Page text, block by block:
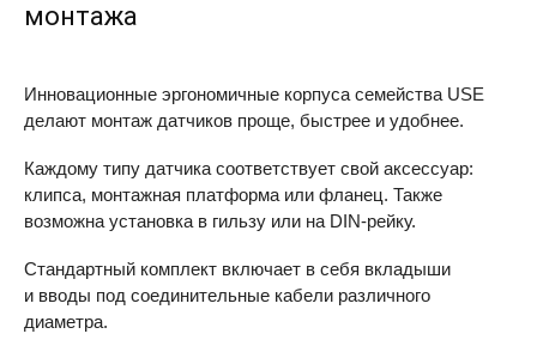
монтажа
Инновационные эргономичные корпуса семейства USE
делают монтаж датчиков проще, быстрее и удобнее.
Каждому типу датчика соответствует свой аксессуар:
клипса, монтажная платформа или фланец. Также
возможна установка в гильзу или на DIN-рейку.
Стандартный комплект включает в себя вкладыши
и вводы под соединительные кабели различного
диаметра.